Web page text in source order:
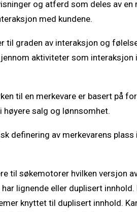
og atferd som deles av
med kundene.
til graden av interaksjon og
aktiviteter som
til en merkevare er basert på
salg og lønnsomhet.
definering av merkevarens
til søkemotorer hvilken versjon
lignende eller duplisert
knyttet til duplisert innhold.